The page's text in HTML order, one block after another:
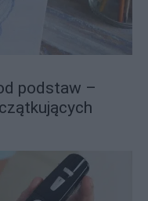
podstaw –